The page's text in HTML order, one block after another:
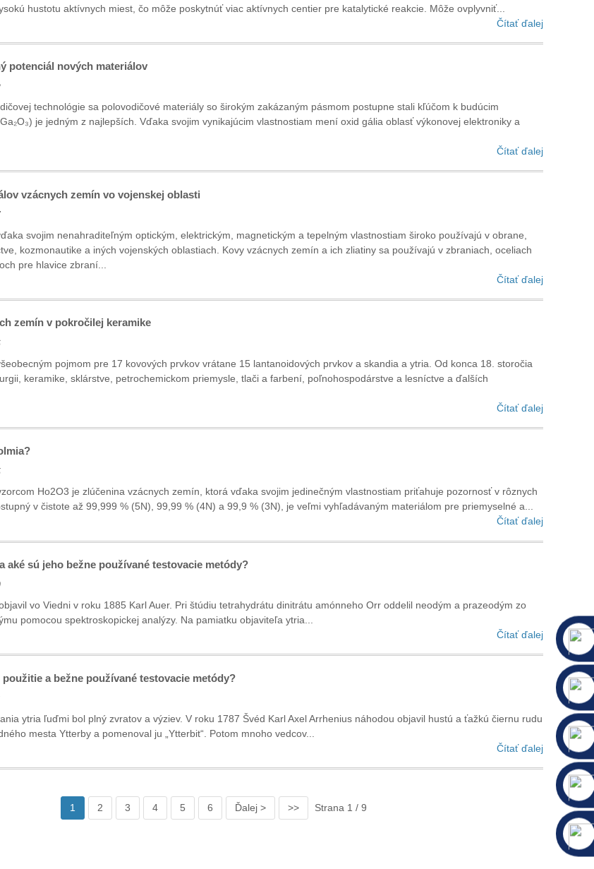
hustotu aktívnych miest, čo môže poskytnúť viac aktívnych centier pre katalytické reakcie. Môže ovplyvniť...
Čítať ďalej
potenciál nových materiálov
technológie sa polovodičové materiály so širokým zakázaným pásmom postupne stali kľúčom k budúcim
je jedným z najlepších. Vďaka svojim vynikajúcim vlastnostiam mení oxid gália oblasť výkonovej elektroniky a
Čítať ďalej
vzácnych zemín vo vojenskej oblasti
svojim nenahraditeľným optickým, elektrickým, magnetickým a tepelným vlastnostiam široko používajú v obrane,
kozmonautike a iných vojenských oblastiach. Kovy vzácnych zemín a ich zliatiny sa používajú v zbraniach, oceliach
pre hlavice zbraní...
Čítať ďalej
zemín v pokročilej keramike
pojmom pre 17 kovových prvkov vrátane 15 lantanoidových prvkov a skandia a ytria. Od konca 18. storočia
keramike, sklárstve, petrochemickom priemysle, tlači a farbení, poľnohospodárstve a lesníctve a ďalších
Čítať ďalej
Ho2O3 je zlúčenina vzácnych zemín, ktorá vďaka svojim jedinečným vlastnostiam priťahuje pozornosť v rôznych
v čistote až 99,999 % (5N), 99,99 % (4N) a 99,9 % (3N), je veľmi vyhľadávaným materiálom pre priemyselné a...
Čítať ďalej
aké sú jeho bežne používané testovacie metódy?
vo Viedni v roku 1885 Karl Auer. Pri štúdiu tetrahydrátu dinitrátu amónneho Orr oddelil neodým a prazeodým zo
pomocou spektroskopickej analýzy. Na pamiatku objaviteľa ytria...
Čítať ďalej
a bežne používané testovacie metódy?
ytria ľuďmi bol plný zvratov a výziev. V roku 1787 Švéd Karl Axel Arrhenius náhodou objavil hustú a ťažkú ​​čiernu rudu
mesta Ytterby a pomenoval ju „Ytterbit“. Potom mnoho vedcov...
Čítať ďalej
1 2 3 4 5 6 Ďalej > >> Strana 1 / 9